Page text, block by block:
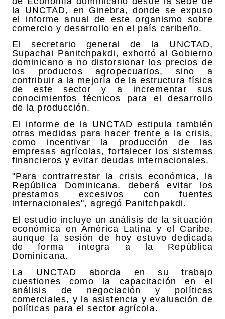
la UNCTAD, en Ginebra, donde se expuso
el informe anual de este organismo sobre
comercio y desarrollo en el país caribeño.
El secretario general de la UNCTAD,
Supachai Panitchpakdi, exhortó al Gobierno
dominicano a no distorsionar los precios de
los productos agropecuarios, sino a
contribuir a la mejoría de la estructura física
de este sector y a incrementar sus
conocimientos técnicos para el desarrollo
de la producción.
El informe de la UNCTAD estipula también
otras medidas para hacer frente a la crisis,
como incentivar la producción de las
empresas agrícolas, fortalecer los sistemas
financieros y evitar deudas internacionales.
"Para contrarrestar la crisis económica, la
República Dominicana. deberá evitar los
prestamos excesivos con fuentes
internacionales", agregó Panitchpakdi.
El estudio incluye un análisis de la situación
económica en América Latina y el Caribe,
aunque la sesión de hoy estuvo dedicada
de forma íntegra a la República
Dominicana.
La UNCTAD aborda en su trabajo
cuestiones como la capacitación en el
análisis de negociación y políticas
comerciales, y la asistencia y evaluación de
políticas para el sector agrícola.